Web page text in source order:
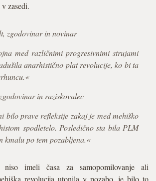
zasedi.
zgodovinar in novinar
med različnimi progresivnimi strujami
anarhistično plat revolucije, ko bi ta
in raziskovalec
bilo prave refleksije zakaj je med mehiško
spodletelo. Posledično sta bila PLM
kmalu po tem pozabljena.«
niso imeli časa za samopomilovanje ali
revolucija utonila v pozabo, je bilo to